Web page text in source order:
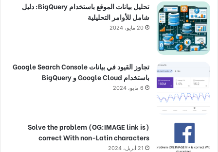
تحليل بيانات الموقع باستخدام BigQuery: دليل
شامل للأوامر التحليلية
20 مايو، 2024
تجاوز القيود في بيانات Google Search Console
باستخدام Google Cloud و BigQuery
6 مايو، 2024
(Solve the problem (OG:IMAGE link is
correct With non-Latin characters
21 أبريل، 2024